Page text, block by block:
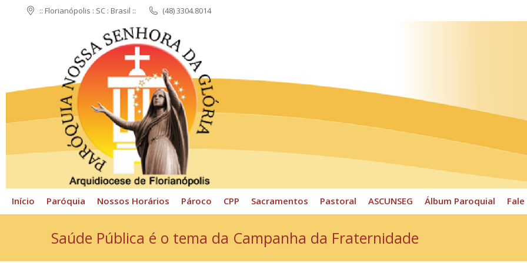
:: Florianópolis : SC : Brasil :: (48) 3304.8014
Início Paróquia Nossos Horários Pároco CPP Sacramentos Pastoral ASCUNSEG Álbum Paroquial
Saúde Pública é o tema da Campanha da Fraternidade